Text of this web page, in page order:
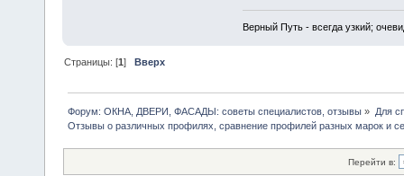
Верный Путь - всегда узкий;
Страницы: [1]Вверх
Форум: ОКНА, ДВЕРИ, ФАСАДЫ: советы специалистов, отзывы » Для
Отзывы о различных профилях, сравнение профилей разных марок и
Перейти в: